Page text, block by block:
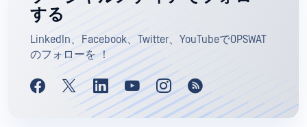
する
LinkedIn、Facebook、Twitter、YouTubeでOPSWAT
のフォローを ！